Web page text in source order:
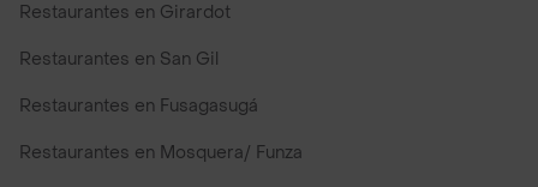
Restaurantes en Girardot
Restaurantes en San Gil
Restaurantes en Fusagasugá
Restaurantes en Mosquera/ Funza